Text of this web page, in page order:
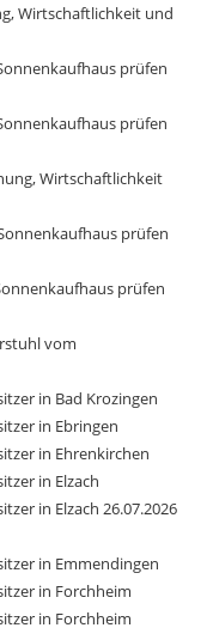
Wirtschaftlichkeit und
prüfen
prüfen
Wirtschaftlichkeit
prüfen
prüfen
vom
in Bad Krozingen
in Ebringen
in Ehrenkirchen
in Elzach
in Elzach 26.07.2026
in Emmendingen
in Forchheim
in Forchheim